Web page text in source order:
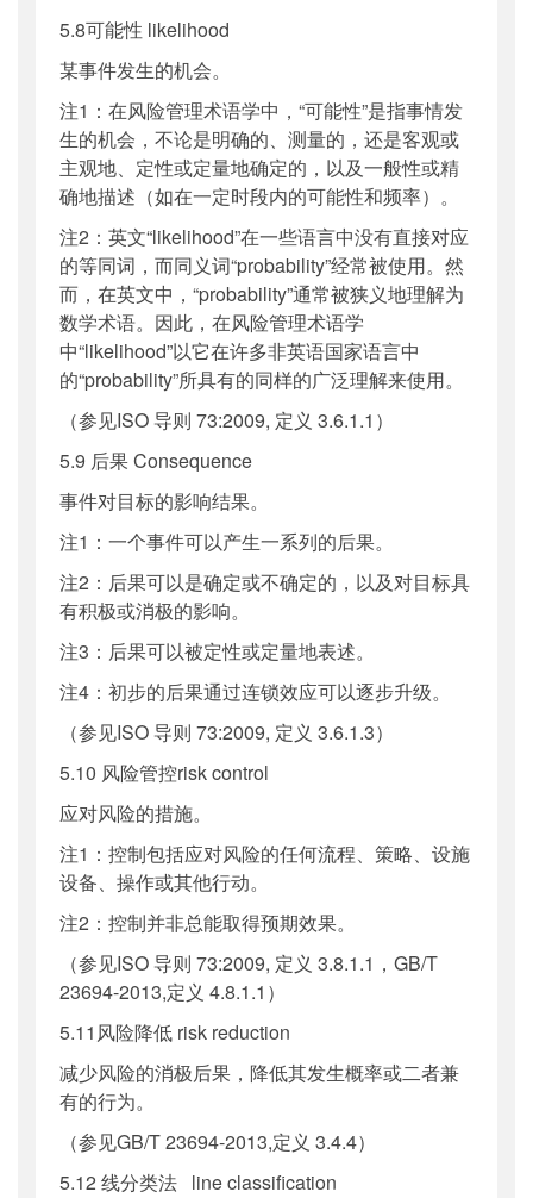
5.8可能性 likelihood
某事件发生的机会。
注1：在风险管理术语学中，“可能性”是指事情发
生的机会，不论是明确的、测量的，还是客观或
主观地、定性或定量地确定的，以及一般性或精
确地描述（如在一定时段内的可能性和频率）。
注2：英文“likelihood”在一些语言中没有直接对应
的等同词，而同义词“probability”经常被使用。然
而，在英文中，“probability”通常被狭义地理解为
数学术语。因此，在风险管理术语学
中“likelihood”以它在许多非英语国家语言中
的“probability”所具有的同样的广泛理解来使用。
（参见ISO 导则 73:2009, 定义 3.6.1.1）
5.9 后果 Consequence
事件对目标的影响结果。
注1：一个事件可以产生一系列的后果。
注2：后果可以是确定或不确定的，以及对目标具
有积极或消极的影响。
注3：后果可以被定性或定量地表述。
注4：初步的后果通过连锁效应可以逐步升级。
（参见ISO 导则 73:2009, 定义 3.6.1.3）
5.10 风险管控risk control
应对风险的措施。
注1：控制包括应对风险的任何流程、策略、设施
设备、操作或其他行动。
注2：控制并非总能取得预期效果。
（参见ISO 导则 73:2009, 定义 3.8.1.1，GB/T
23694-2013,定义 4.8.1.1）
5.11风险降低 risk reduction
减少风险的消极后果，降低其发生概率或二者兼
有的行为。
（参见GB/T 23694-2013,定义 3.4.4）
5.12 线分类法 line classification